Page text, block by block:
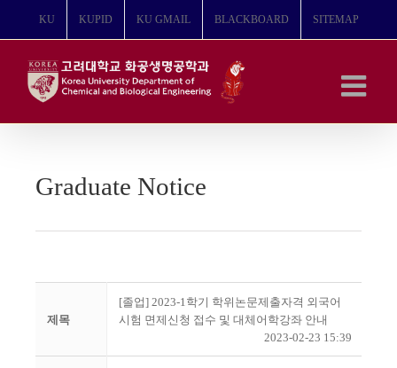
뛰
KU KUPID KU GMAIL BLACKBOARD SITEMAP
Graduate Notice
제목
[졸업] 2023-1학기 학위논문제출자격 외국어
시험 면제신청 접수 및 대체어학강좌 안내
2023-02-23 15:39